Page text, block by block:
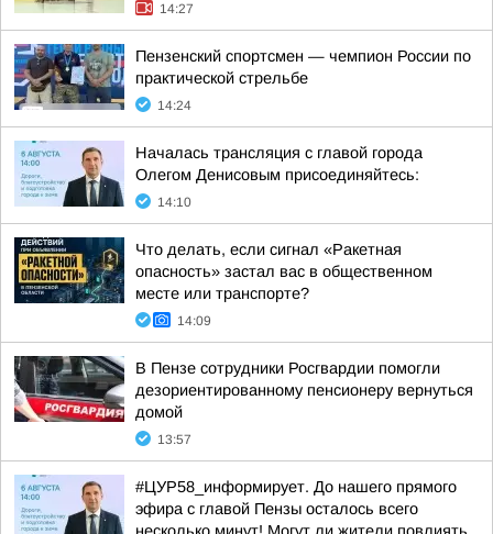
14:27
Пензенский спортсмен — чемпион России по
практической стрельбе
14:24
Началась трансляция с главой города
Олегом Денисовым присоединяйтесь:
14:10
Что делать, если сигнал «Ракетная
опасность» застал вас в общественном
месте или транспорте?
14:09
В Пензе сотрудники Росгвардии помогли
дезориентированному пенсионеру вернуться
домой
13:57
#ЦУР58_информирует. До нашего прямого
эфира с главой Пензы осталось всего